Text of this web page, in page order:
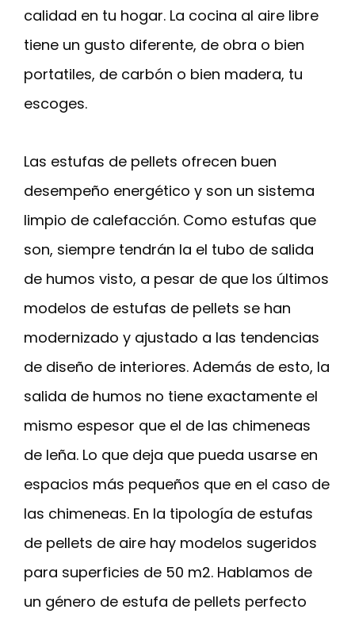
calidad en tu hogar. La cocina al aire libre
tiene un gusto diferente, de obra o bien
portatiles, de carbón o bien madera, tu
escoges.
Las estufas de pellets ofrecen buen
desempeño energético y son un sistema
limpio de calefacción. Como estufas que
son, siempre tendrán la el tubo de salida
de humos visto, a pesar de que los últimos
modelos de estufas de pellets se han
modernizado y ajustado a las tendencias
de diseño de interiores. Además de esto, la
salida de humos no tiene exactamente el
mismo espesor que el de las chimeneas
de leña. Lo que deja que pueda usarse en
espacios más pequeños que en el caso de
las chimeneas. En la tipología de estufas
de pellets de aire hay modelos sugeridos
para superficies de 50 m2. Hablamos de
un género de estufa de pellets perfecto